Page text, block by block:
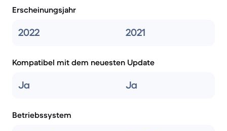
Erscheinungsjahr
2022 2021
Kompatibel mit dem neuesten Update
Ja Ja
Betriebssystem